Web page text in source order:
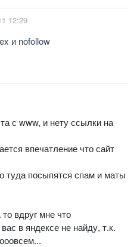
12:29
и nofollow
с www, и нету ссылки на
впечатление что сайт
туда посыпятся спам и маты
вдруг мне что
в яндексе не найду, т.к.